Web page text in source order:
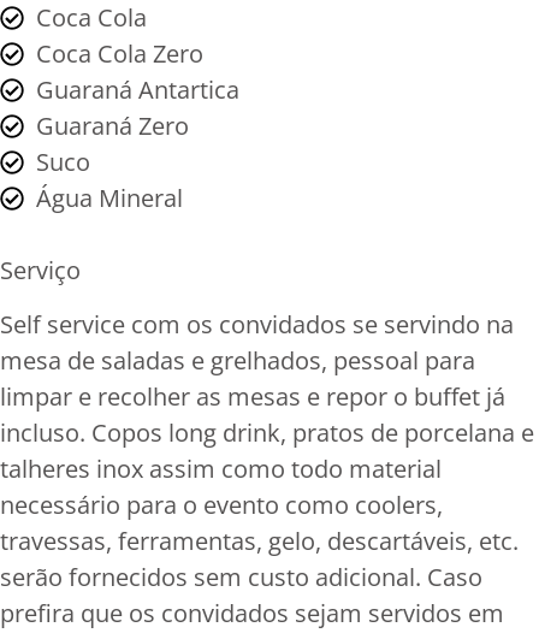
Coca Cola
Coca Cola Zero
Guaraná Antartica
Guaraná Zero
Suco
Água Mineral
Serviço
Self service com os convidados se servindo na
mesa de saladas e grelhados, pessoal para
limpar e recolher as mesas e repor o buffet já
incluso. Copos long drink, pratos de porcelana e
talheres inox assim como todo material
necessário para o evento como coolers,
travessas, ferramentas, gelo, descartáveis, etc.
serão fornecidos sem custo adicional. Caso
prefira que os convidados sejam servidos em